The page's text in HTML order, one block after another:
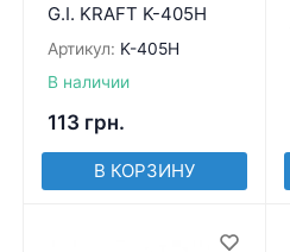
G.I. KRAFT K-405H
Артикул: K-405H
В наличии
113 грн.
В КОРЗИНУ